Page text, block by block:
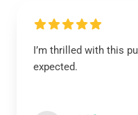
I’m thrilled with this
expected.